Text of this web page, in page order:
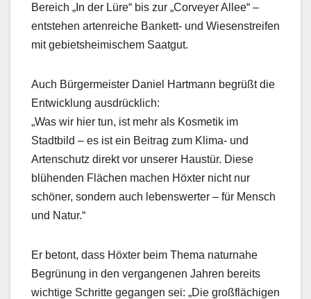
Bereich „In der Lüre“ bis zur „Corveyer Allee“ –
entstehen artenreiche Bankett- und Wiesenstreifen
mit gebietsheimischem Saatgut.
Auch Bürgermeister Daniel Hartmann begrüßt die
Entwicklung ausdrücklich:
„Was wir hier tun, ist mehr als Kosmetik im
Stadtbild – es ist ein Beitrag zum Klima- und
Artenschutz direkt vor unserer Haustür. Diese
blühenden Flächen machen Höxter nicht nur
schöner, sondern auch lebenswerter – für Mensch
und Natur.“
Er betont, dass Höxter beim Thema naturnahe
Begrünung in den vergangenen Jahren bereits
wichtige Schritte gegangen sei: „Die großflächigen